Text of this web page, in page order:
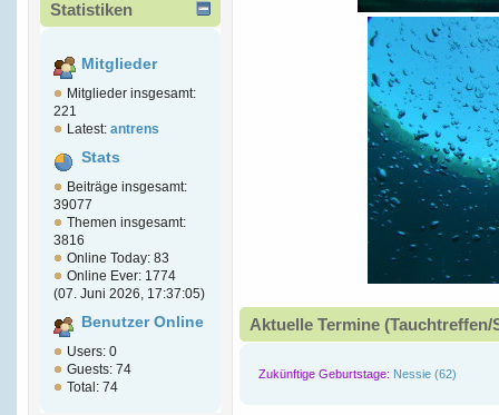
Statistiken
Mitglieder
Mitglieder insgesamt:
221
Latest: antrens
Stats
Beiträge insgesamt:
39077
Themen insgesamt:
3816
Online Today: 83
Online Ever: 1774
(07. Juni 2026, 17:37:05)
Benutzer Online
Users: 0
Guests: 74
Total: 74
Aktuelle Termine
Zukünftige Geburtstage: Nessie (62)